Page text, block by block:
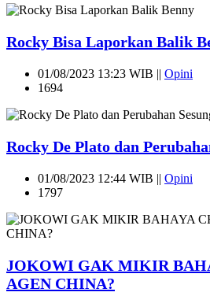
Rocky Bisa Laporkan Balik
01/08/2023 13:23 WIB || Opini
1694
Rocky De Plato dan
01/08/2023 12:44 WIB || Opini
1797
JOKOWI GAK MIKIR
AGEN CHINA?